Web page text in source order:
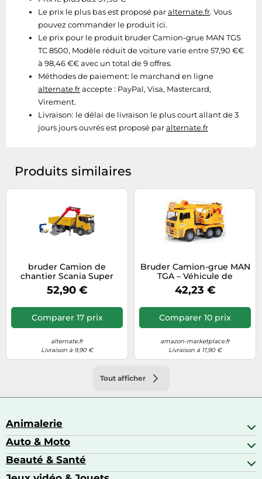
Le prix le plus bas est proposé paralternate.fr. Vous
pouvez commander le produit ici.
Le prix pour le produit bruder Camion-grue MAN TGS
TC 8500, Modèle réduit de voiture varie entre 57,90 €€
à 98,46 €€ avec un total de 9 offres.
Méthodes de paiement: le marchand en ligne
alternate.fraccepte : PayPal, Visa, Mastercard,
Virement.
Livraison: le délai de livraison le plus court allant de 3
jours jours ouvrés est proposé paralternate.fr
Produits similaires
bruder Camion de
chantier Scania Super
560R avec grue et 2
palettes, Modèle réduit de
52,90 €
Comparer 17 prix
alternate.fr
Livraison à 9,90 €
Bruder Camion-grue MAN
TGA – Véhicule de
chantier
42,23 €
Comparer 10 prix
amazon-marketplace.fr
Livraison à 11,90 €
Tout afficher
Animalerie
Abris pour animaux sauvages
Aquariophilie
Colliers GPS
Auto & Moto
Accessoires auto
Attelage & portage
Beauté & Santé